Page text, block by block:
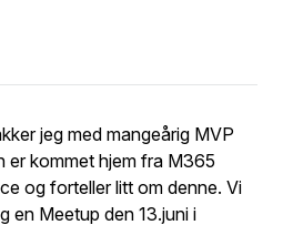
jeg med mangeårig MVP
er kommet hjem fra M365
og forteller litt om denne. Vi
en Meetup den 13.juni i